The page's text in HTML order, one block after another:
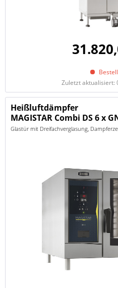
Zuletzt aktualisiert:
Heißluftdämpfer
MAGISTAR Combi DS 6 x
Glastür mit Dreifachverglasung,